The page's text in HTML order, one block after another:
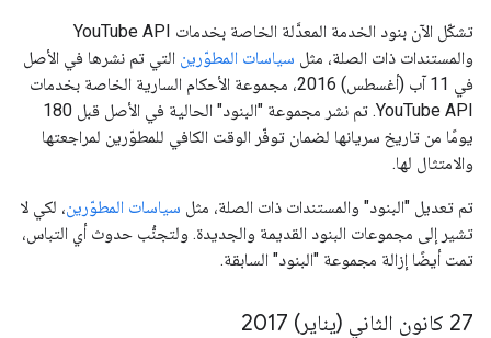
تشكّل الآن بنود الخدمة المعدَّلة الخاصة بخدمات YouTube API
والمستندات ذات الصلة، مثل سياسات المطوّرين التي تم نشرها في الأصل
في 11 آب (أغسطس) 2016، مجموعة الأحكام السارية الخاصة بخدمات
YouTube API. تم نشر مجموعة "البنود" الحالية في الأصل قبل 180
يومًا من تاريخ سريانها لضمان توفّر الوقت الكافي للمطوّرين لمراجعتها
والامتثال لها.
تم تعديل "البنود" والمستندات ذات الصلة، مثل سياسات المطوّرين، لكي لا
تشير إلى مجموعات البنود القديمة والجديدة. ولتجنُّب حدوث أي التباس،
تمت أيضًا إزالة مجموعة "البنود" السابقة.
‫27 كانون الثاني (يناير) 2017